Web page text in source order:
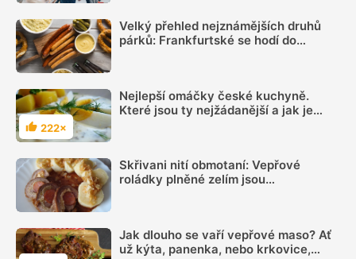
Velký přehled nejznámějších druhů
párků: Frankfurtské se hodí do
Hodnocení
222×
Nejlepší omáčky české kuchyně.
Které jsou ty nejžádanější a jak je
Skřivani nití obmotaní: Vepřové
roládky plněné zelím jsou
Jak dlouho se vaří vepřové maso? Ať
už kýta, panenka, nebo krkovice,